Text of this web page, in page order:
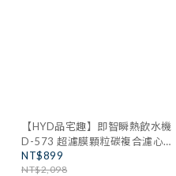
【HYD品宅趣】即智瞬熱飲水機
D-573 超濾膜顆粒碳複合濾心
(2入組)+濾心托架(含上蓋)
NT$899
NT$2,098